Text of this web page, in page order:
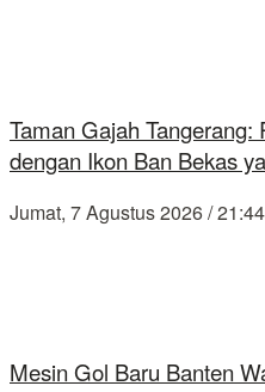
Taman Gajah
dengan Ikon Ban Bekas
Jumat, 7 Agustus 2026 /
Mesin Gol Baru Banten